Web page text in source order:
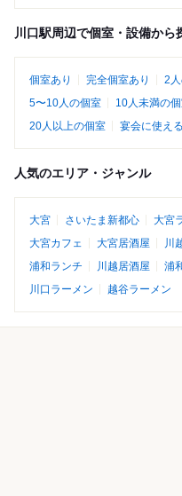
川口駅周辺で個室・設備から
個室あり 完全個室あり 2
5〜10人の個室
10人未満の個
20人以上の個室
宴会に使える
人気のエリア・ジャンル
大宮 さいたま新都心 大宮
大宮カフェ
大宮居酒屋 川
浦和ランチ
川越居酒屋 浦
川口ラーメン
越谷ラーメン